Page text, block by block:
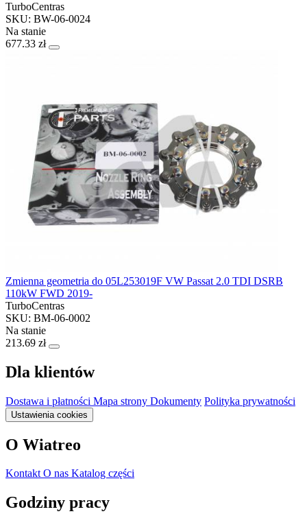
TurboCentras
SKU: BW-06-0024
Na stanie
677.33 zł
Zmienna geometria do 05L253019F VW Passat 2.0 TDI DSRB
110kW FWD 2019-
TurboCentras
SKU: BM-06-0002
Na stanie
213.69 zł
Dla klientów
Dostawa i płatności Mapa strony Dokumenty Polityka prywatności
Ustawienia cookies
O Wiatreo
KontaktO nas Katalog części
Godziny pracy